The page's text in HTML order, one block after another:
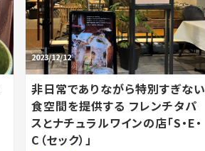
2023/12/12
非日常でありながら特別すぎない
食空間を提供する フレンチタパ
スとナチュラルワインの店「S・E・
C（セック）」